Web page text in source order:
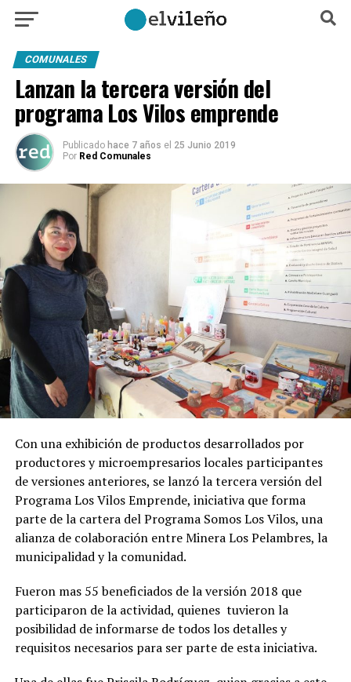
COMUNALES
Lanzan la tercera versión del
programa Los Vilos emprende
Publicado hace 7 años el 25 Junio 2019
Por Red Comunales
Con una exhibición de productos desarrollados por
productores y microempresarios locales participantes
de versiones anteriores, se lanzó la tercera versión del
Programa Los Vilos Emprende, iniciativa que forma
parte de la cartera del Programa Somos Los Vilos, una
alianza de colaboración entre Minera Los Pelambres, la
municipalidad y la comunidad.
Fueron mas 55 beneficiados de la versión 2018 que
participaron de la actividad, quienes tuvieron la
posibilidad de informarse de todos los detalles y
requisitos necesarios para ser parte de esta iniciativa.